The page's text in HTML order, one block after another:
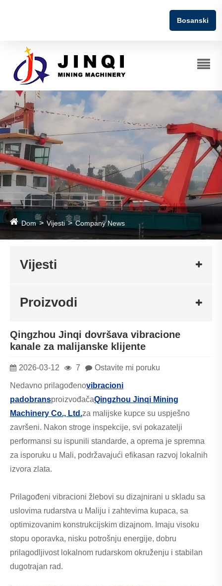
Bosanski
Dom Vijesti Company News
Vijesti
Proizvodi
Qingzhou Jinqi dovršava vibracione
kanale za malijanske klijente
2026-03-12 7 Ostavite mi poruku
Nedavno prilagođenovibracioni
padobransproizvođačaQingzhou Jinqi Mining
Machinery Co., Ltd.za malijske kupce su uspješno
završeni. Nakon stroge inspekcije, svi pokazatelji
performansi su ispunili standarde, a oprema je spremna
za isporuku u Mali, podržavajući efikasan razvoj lokalnih
izvora zlata.
Prilagođeni vibracioni žlebovi su dizajnirani u skladu sa
uslovima rudarstva u Maliju i zahtevima kupaca, sa
optimizovanim konstrukcijskim dizajnom. Imaju visoku
stopu oporavka, nisku potrošnju energije, dobru
prilagodljivost lokalnom rudarskom okruženju i stabilan
dugotrajan rad.